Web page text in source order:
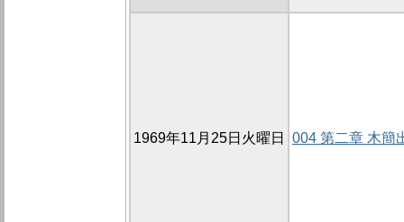
1969年11月25日火曜日 004 第二章 木簡